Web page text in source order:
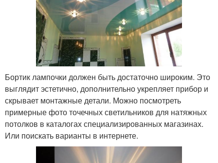
Бортик лампочки должен быть достаточно широким. Это
выглядит эстетично, дополнительно укрепляет прибор и
скрывает монтажные детали. Можно посмотреть
примерные фото точечных светильников для натяжных
потолков в каталогах специализированных магазинах.
Или поискать варианты в интернете.